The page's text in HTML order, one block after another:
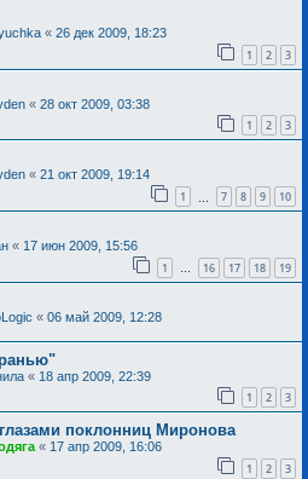
« 26 дек 2009, 18:23
1 2 3
« 28 окт 2009, 03:38
1 2 3
« 21 окт 2009, 19:14
1 7 8 9 10
« 17 июн 2009, 15:56
1 … 16 17 18 19
« 06 май 2009, 12:28
« 18 апр 2009, 22:39
1 2 3
поклонниц Миронова
« 17 апр 2009, 16:06
1 2 3